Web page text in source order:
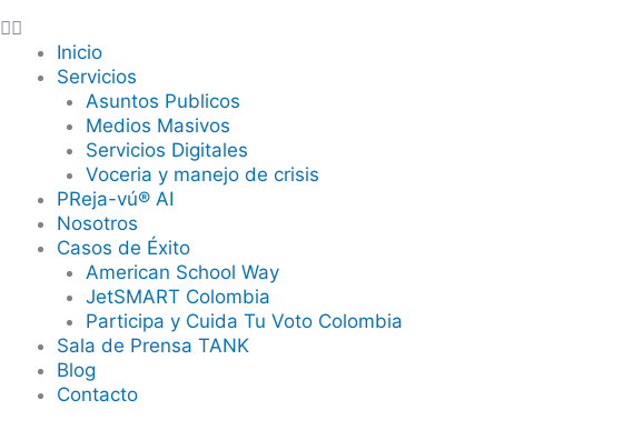
Inicio
Servicios
Asuntos Publicos
Medios Masivos
Servicios Digitales
Voceria y manejo de crisis
PReja-vú® AI
Nosotros
Casos de Éxito
American School Way
JetSMART Colombia
Participa y Cuida Tu Voto Colombia
Sala de Prensa TANK
Blog
Contacto